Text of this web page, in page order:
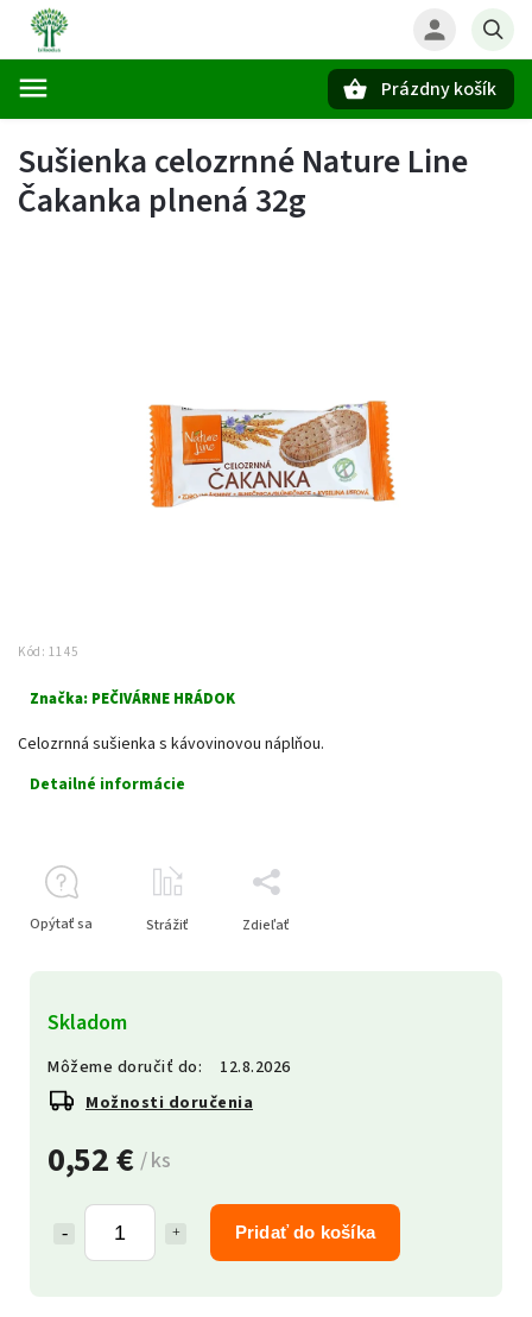
Prázdny košík
Sušienka celozrnné Nature Line
Čakanka plnená 32g
Kód: 1145
Značka: PEČIVÁRNE HRÁDOK
0,52 € / ks
Pridať do košíka
Skladom
Môžeme doručiť do:
12.8.2026
Možnosti doručenia
Celozrnná sušienka s kávovinovou náplňou.
Detailné informácie
Opýtať sa Strážiť Zdieľať